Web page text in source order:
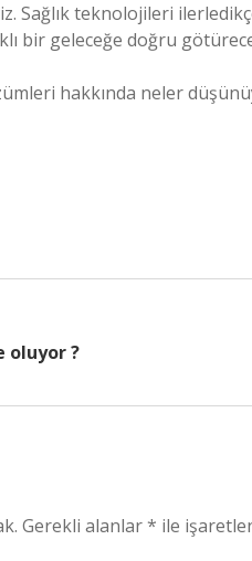
Sağlık teknolojileri
bir geleceğe doğru
hakkında neler
oluyor ?
Gerekli alanlar* ile